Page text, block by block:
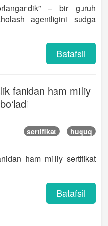
– bir guruh
agentligini sudga
Batafsil
fanidan ham milliy
sertifikat huquq
ham milliy sertifikat
Batafsil